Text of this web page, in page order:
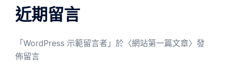
近期留言
「 WordPress 示範留言者 」於〈網站第一篇文章〉發
佈留言